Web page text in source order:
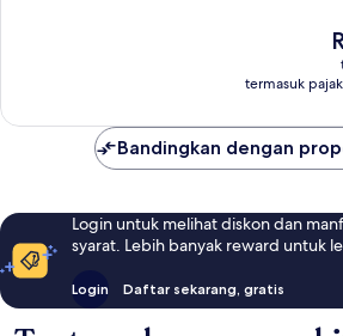
termasuk
Bandingkan dengan
Login untuk melihat diskon dan
syarat. Lebih banyak reward untuk
Login Daftar sekarang, gratis